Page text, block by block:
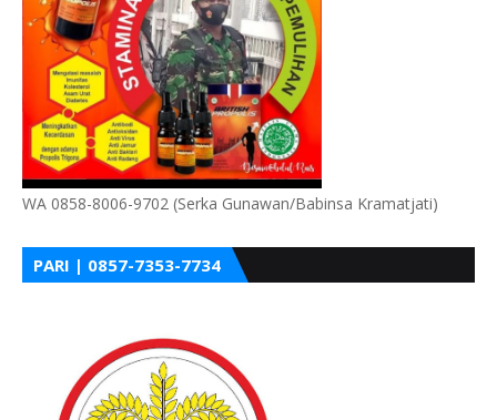
WA 0858-8006-9702 (Serka Gunawan/Babinsa Kramatjati)
PARI | 0857-7353-7734